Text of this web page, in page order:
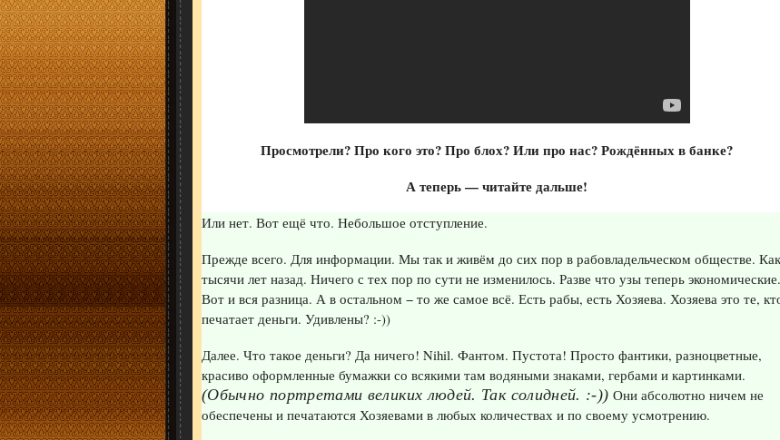
Просмотрели? Про кого это? Про блох? Или про нас? Рождённых в банке?
А теперь — читайте дальше!
Или нет. Вот ещё что. Небольшое отступление.
Прежде всего. Для информации. Мы так и живём до сих пор в рабовладельческом обществе.
тысячи лет назад. Ничего с тех пор по сути не изменилось. Разве что узы теперь экономические.
Вот и вся разница. А в остальном − то же самое всё. Есть рабы, есть Хозяева. Хозяева это те,
печатает деньги. Удивлены? :-))
Далее. Что такое деньги? Да ничего! Nihil. Фантом. Пустота! Просто фантики, разноцветные,
красиво оформленные бумажки со всякими там водяными знаками, гербами и картинками.
(Обычно портретами великих людей. Так солидней. :-)) Они абсолютно ничем не
обеспечены и печатаются Хозяевами в любых количествах и по своему усмотрению.